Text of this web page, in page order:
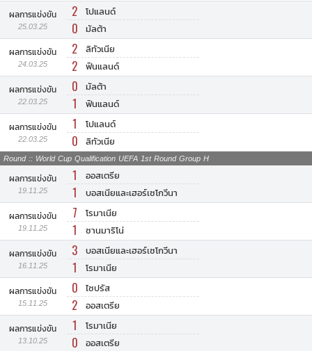
ผลการแข่งขัน
25.03.25
2 โปแลนด์
0 มัลต้า
ผลการแข่งขัน
24.03.25
2 ลิทัวเนีย
2 ฟินแลนด์
ผลการแข่งขัน
22.03.25
0 มัลต้า
1 ฟินแลนด์
ผลการแข่งขัน
22.03.25
1 โปแลนด์
0 ลิทัวเนีย
Round :: World Cup Qualification UEFA 1st Round Group H
ผลการแข่งขัน
19.11.25
1 ออสเตรีย
1 บอสเนียและเฮอร์เซโกวีนา
ผลการแข่งขัน
19.11.25
7 โรมาเนีย
1 ซานมาริโน่
ผลการแข่งขัน
16.11.25
3 บอสเนียและเฮอร์เซโกวีนา
1 โรมาเนีย
ผลการแข่งขัน
15.11.25
0 ไซปรัส
2 ออสเตรีย
ผลการแข่งขัน
13.10.25
1 โรมาเนีย
0 ออสเตรีย